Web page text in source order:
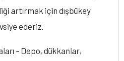
artırmak için dışbükey
ederiz.
- Depo, dükkanlar,